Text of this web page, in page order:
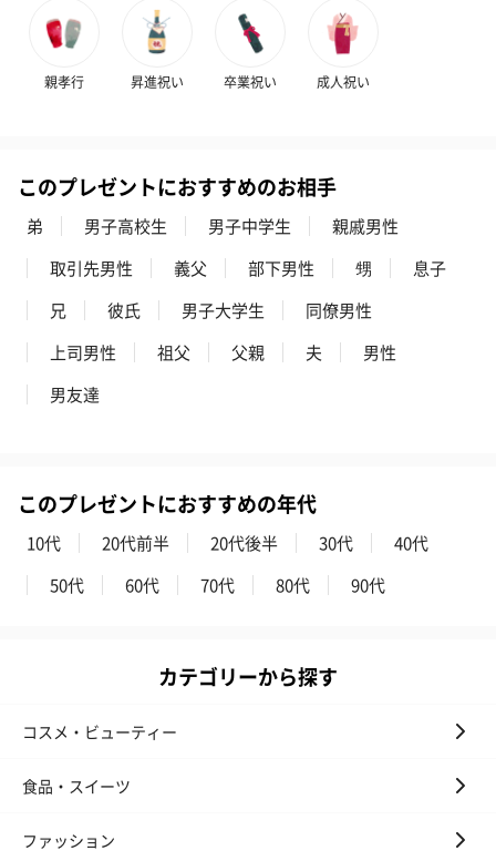
（END）（880円）
（St.OSMANTHUS）
（880円）
※20歳未満の方への酒類の販売はいたしません。
プレミアムビール イネ
おつまみ・その他
す。
のオイル漬（981円）
親孝行 昇進祝い 卒業祝い 成人祝い
このプレゼントにおすすめのお相手
弟 男子高校生 男子中学生
親戚男性
取引先男性
義父 部下男性 甥
息子
兄
彼氏 男子大学生
同僚男性
上司男性
祖父 父親 夫
男性
男友達
このプレゼントにおすすめの年代
10代 20代前半 20代後半 30代
40代
50代
60代 70代 80代 90代
カテゴリーから探す
コスメ・ビューティー
食品・スイーツ
ファッション